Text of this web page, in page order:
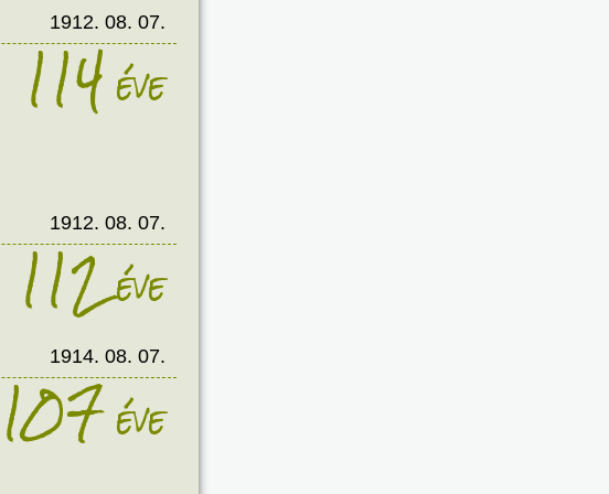
1912. 08. 07.
114éve
1912. 08. 07.
112éve
1914. 08. 07.
107éve